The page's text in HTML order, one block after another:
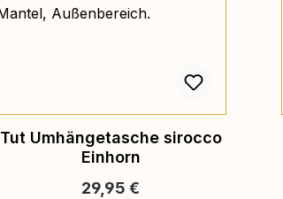
Tut Umhängetasche sirocco
Einhorn
Regulärer Preis:
29,95 €